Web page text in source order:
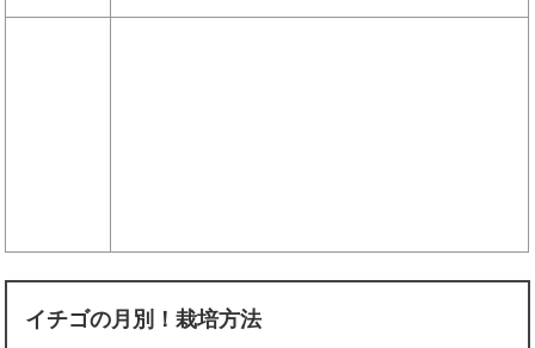
イチゴの月別！栽培方法